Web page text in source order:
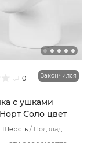
0 Закончился
с ушками
Соло цвет
59
Шерсть
Подклад: